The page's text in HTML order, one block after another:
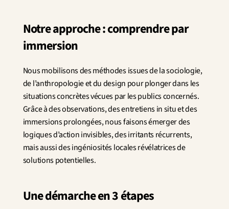
Mobilité et Transport
Digital & Tech
Notre approche : comprendre par
immersion
Nous mobilisons des méthodes issues de la sociologie,
de l’anthropologie et du design pour plonger dans les
situations concrètes vécues par les publics concernés.
Grâce à des observations, des entretiens in situ et des
immersions prolongées, nous faisons émerger des
logiques d’action invisibles, des irritants récurrents,
mais aussi des ingéniosités locales révélatrices de
solutions potentielles.
Une démarche en 3 étapes